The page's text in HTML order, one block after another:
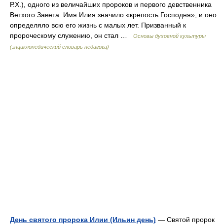
Р.Х.), одного из величайших пророков и первого девственника
Ветхого Завета. Имя Илия значило «крепость Господня», и оно
определяло всю его жизнь с малых лет. Призванный к
пророческому служению, он стал …
Основы духовной культуры
(энциклопедический словарь педагога)
День святого пророка Илии (Ильин день) — Святой пророк